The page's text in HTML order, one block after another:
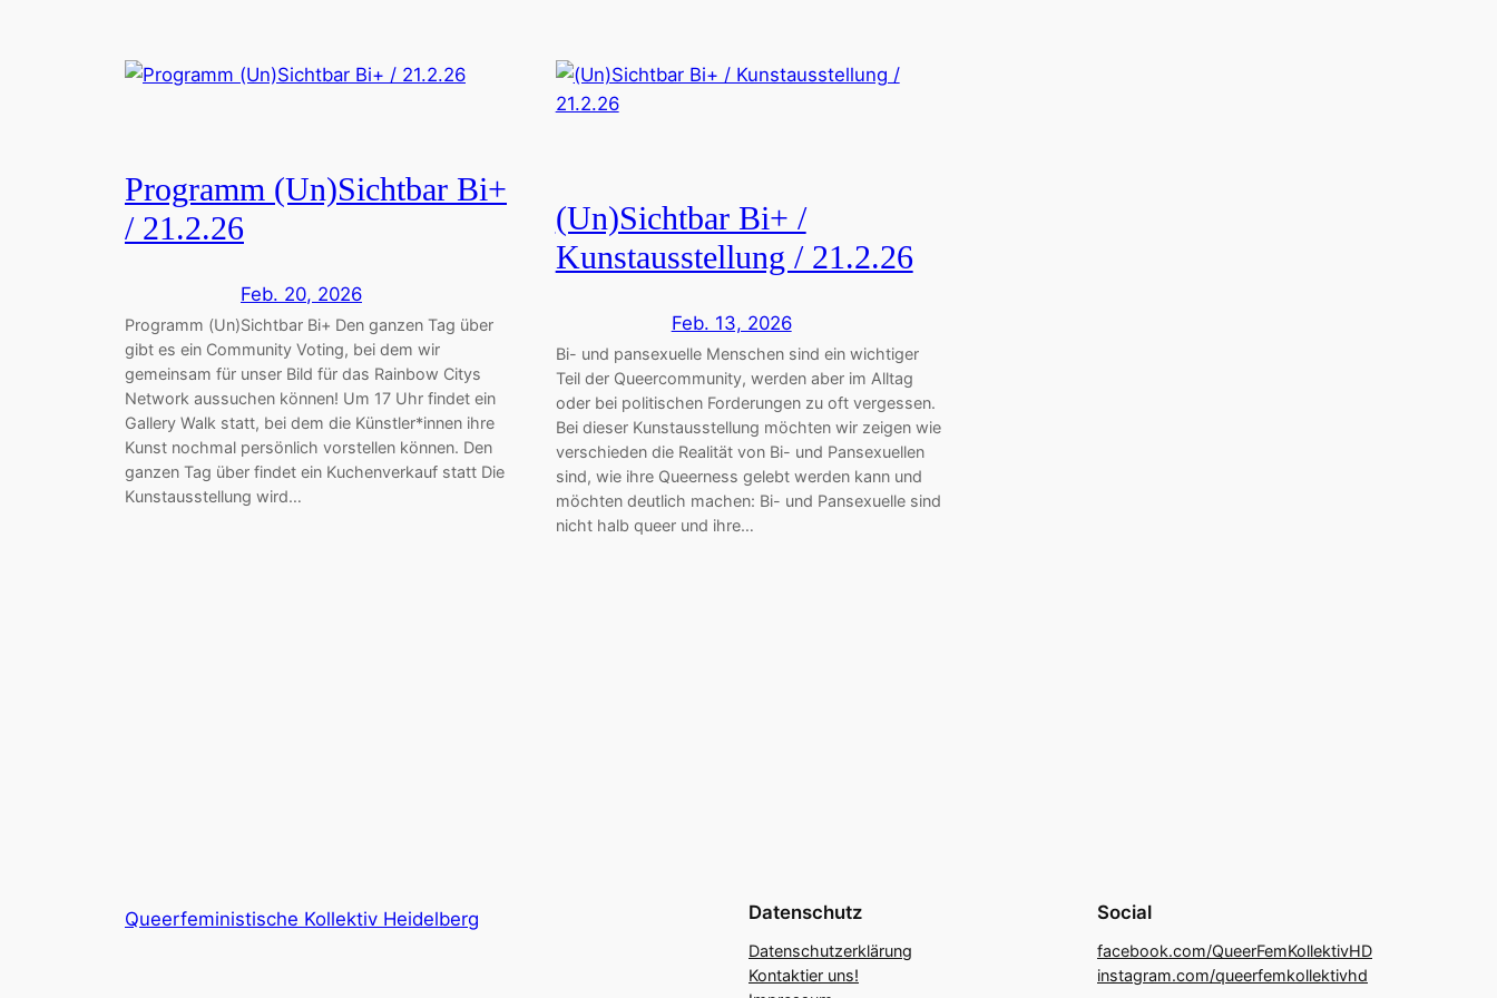
Programm (Un)Sichtbar Bi+
/ 21.2.26
Feb. 20, 2026
Programm (Un)Sichtbar Bi+ Den ganzen Tag über
gibt es ein Community Voting, bei dem wir
gemeinsam für unser Bild für das Rainbow Citys
Network aussuchen können! Um 17 Uhr findet ein
Gallery Walk statt, bei dem die Künstler*innen ihre
Kunst nochmal persönlich vorstellen können. Den
ganzen Tag über findet ein Kuchenverkauf statt Die
Kunstausstellung wird…
(Un)Sichtbar Bi+ /
Kunstausstellung / 21.2.26
Feb. 13, 2026
Bi- und pansexuelle Menschen sind ein wichtiger
Teil der Queercommunity, werden aber im Alltag
oder bei politischen Forderungen zu oft vergessen.
Bei dieser Kunstausstellung möchten wir zeigen wie
verschieden die Realität von Bi- und Pansexuellen
sind, wie ihre Queerness gelebt werden kann und
möchten deutlich machen: Bi- und Pansexuelle sind
nicht halb queer und ihre…
Queerfeministische Kollektiv Heidelberg Datenschutz
Datenschutzerklärung
Kontaktier uns!
Social
facebook.com/QueerFemKollektivHD
instagram.com/queerfemkollektivhd